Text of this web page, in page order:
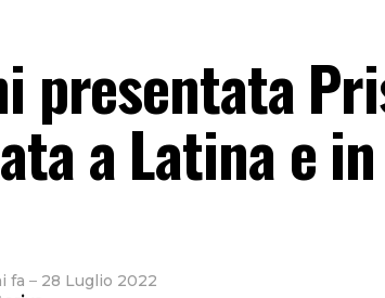
presentata
a Latina e
fa – 28 Luglio 2022